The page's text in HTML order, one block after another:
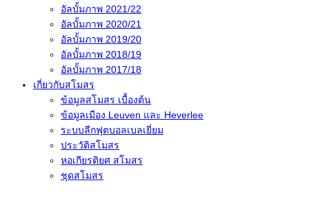
อัลบั้มภาพ 2021/22
อัลบั้มภาพ 2020/21
อัลบั้มภาพ 2019/20
อัลบั้มภาพ 2018/19
อัลบั้มภาพ 2017/18
เกี่ยวกับสโมสร
ข้อมูลสโมสร เบื้องต้น
ข้อมูลเมือง Leuven และ Heverlee
ระบบลีกฟุตบอลเบลเยี่ยม
ประวัติสโมสร
หอเกียรติยศ สโมสร
ชุดสโมสร